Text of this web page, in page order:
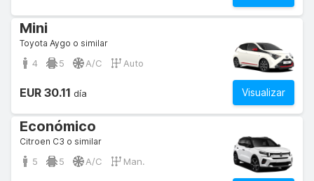
Mini
Toyota Aygo o similar
4 5 A/C Auto
Visualizar
EUR 30.11 día
Económico
Citroen C3 o similar
5 5 A/C Man.